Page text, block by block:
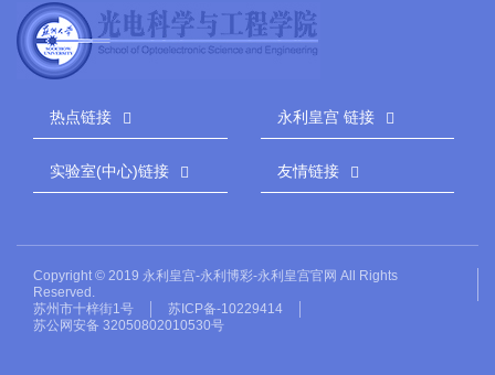
热点链接 永利皇宫 链接
实验室(中心)链接 友情链接
Copyright © 2019 永利皇宫-永利博彩-永利皇宫官网 All Rights
Reserved.
苏州市十梓街1号
苏ICP备-10229414
苏公网安备 32050802010530号